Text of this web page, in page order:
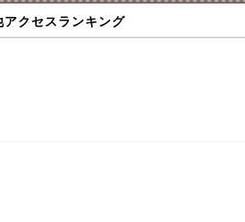
アクセスランキング